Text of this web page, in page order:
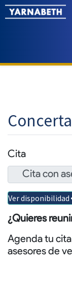
Cita
Ver disponibilidad
¿Quieres
Agenda tu
asesores de